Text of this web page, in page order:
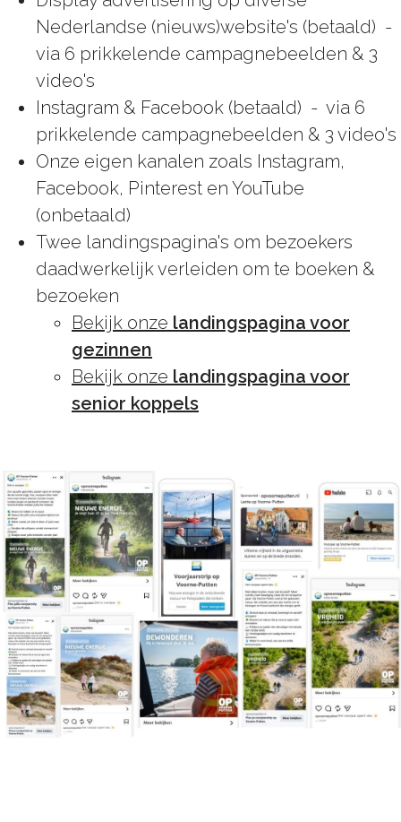
Nederlandse (nieuws)website's (betaald) -
via 6 prikkelende campagnebeelden & 3
video's
Instagram & Facebook (betaald) - via 6
prikkelende campagnebeelden & 3 video's
Onze eigen kanalen zoals Instagram,
Facebook, Pinterest en YouTube
(onbetaald)
Twee landingspagina's om bezoekers
daadwerkelijk verleiden om te boeken &
bezoeken
Bekijk onze landingspagina voor
gezinnen
Bekijk onze landingspagina voor
senior koppels